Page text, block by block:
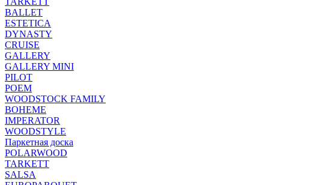
BALLET
ESTETICA
DYNASTY
CRUISE
GALLERY
GALLERY MINI
PILOT
POEM
WOODSTOCK FAMILY
BOHEME
IMPERATOR
WOODSTYLE
Паркетная доска
POLARWOOD
TARKETT
SALSA